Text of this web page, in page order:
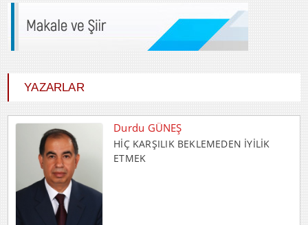
YAZARLAR
HİÇ KARŞILIK BEKLEMEDEN İYİLİK
Abdulkadir GÜLLÜ
Gençlik Varsa Yarın Var